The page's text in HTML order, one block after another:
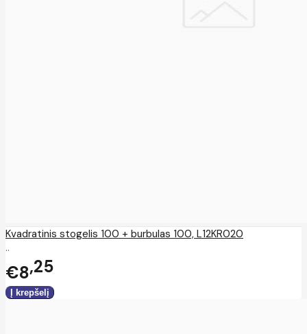
Kvadratinis stogelis 100 + burbulas 100, L12KR020
..
€8 25